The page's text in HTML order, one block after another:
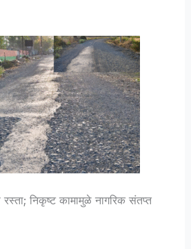
निकृष्ट कामामुळे नागरिक संतप्त